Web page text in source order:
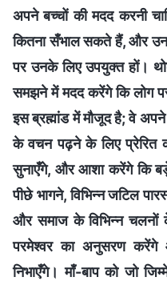
अपने बच्चों की मदद करनी
कितना सँभाल सकते हैं, और
पर उनके लिए उपयुक्त हों।
समझने में मदद करेंगे कि लोग
इस ब्रह्मांड में मौजूद है; वे अपने
के वचन पढ़ने के लिए प्रेरित
सुनाएँगे, और आशा करेंगे कि
पीछे भागने, विभिन्न जटिल
और समाज के विभिन्न
परमेश्वर का अनुसरण करेंगे
निभाएँगे। माँ-बाप को जो